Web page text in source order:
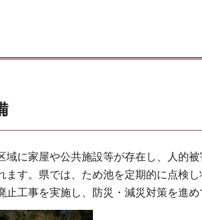
に家屋や公共施設等が存在し、人的
す。県では、ため池を定期的に点検
工事を実施し、防災・減災対策を進め